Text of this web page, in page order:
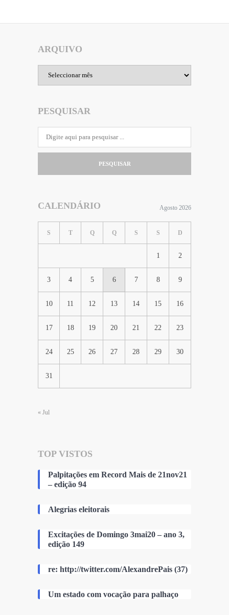
ARQUIVO
PESQUISAR
PESQUISAR
CALENDÁRIO Agosto 2026
S T Q Q S S D
1 2
3 4 5 6 7 8 9
10 11 12 13 14 15 16
17 18 19 20 21 22 23
24 25 26 27 28 29 30
31
« Jul
TOP VISTOS
Palpitações em Record Mais de 21nov21
– edição 94
Alegrias eleitorais
Excitações de Domingo 3mai20 – ano 3,
edição 149
re: http://twitter.com/AlexandrePais (37)
Um estado com vocação para palhaço